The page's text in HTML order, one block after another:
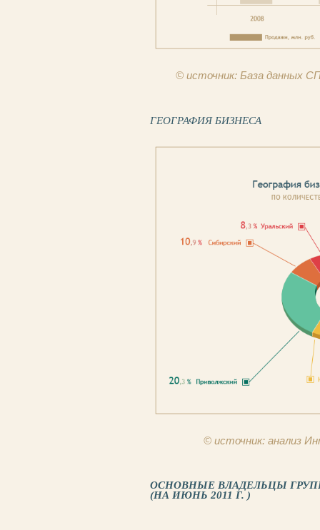
© источник: База данных
ГЕОГРАФИЯ БИЗНЕСА
© источник: анализ
ОСНОВНЫЕ ВЛАДЕЛЬЦЫ
(НА ИЮНЬ 2011 Г. )